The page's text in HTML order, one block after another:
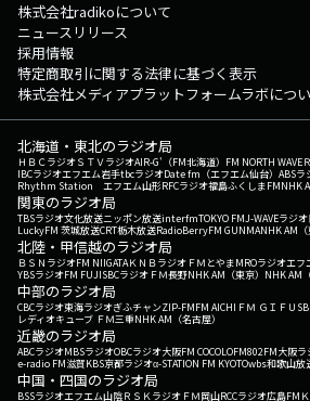
株式会社radikoについて
ニュースリリース
採用情報
特定商取引に関する法律に基づく表示
株式会社メディアプラットフォームラボにつ
北海道・東北のラジオ局
ＨＢＣラジオＳＴＶラジオAIR-G'（FM北海道） FM NORTH WAVE
IBCラジオエフエム岩手tbcラジオDate fm（エフエム仙台） ABSラ
Rhythm Station エフエム山形RFCラジオ福島ふくしまFMNHK
関東のラジオ局
TBSラジオ文化放送ニッポン放送interfmTOKYO FMJ-WAVEラジ
LuckyFM 茨城放送CRT栃木放送RadioBerryFM GUNMANHK AM（
北陸・甲信越のラジオ局
ＢＳＮラジオFM NIIGATAＫＮＢラジオ ＦＭとやまMROラジオエフ
YBSラジオFM FUJISBCラジオ ＦＭ長野NHK AM（東京） NHK AM
中部のラジオ局
CBCラジオ東海ラジオぎふチャンZIP-FMFM AICHI ＦＭ ＧＩＦＵ
レディオキューブ ＦＭ三重NHK AM（名古屋）
近畿のラジオ局
ABCラジオMBSラジオOBCラジオ大阪FM COCOLOFM802FM大阪ラ
e-radio FM滋賀KBS京都ラジオα-STATION FM KYOTOwbs和歌山放
中国・四国のラジオ局
BSSラジオエフエム山陰ＲＳＫラジオ ＦＭ岡山RCCラジオ広島FM